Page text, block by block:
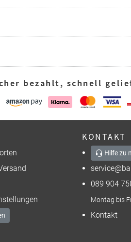
bezahlt, schnell
KONTAKT
Hilfe zu
089 904
Montag bis
Kontakt